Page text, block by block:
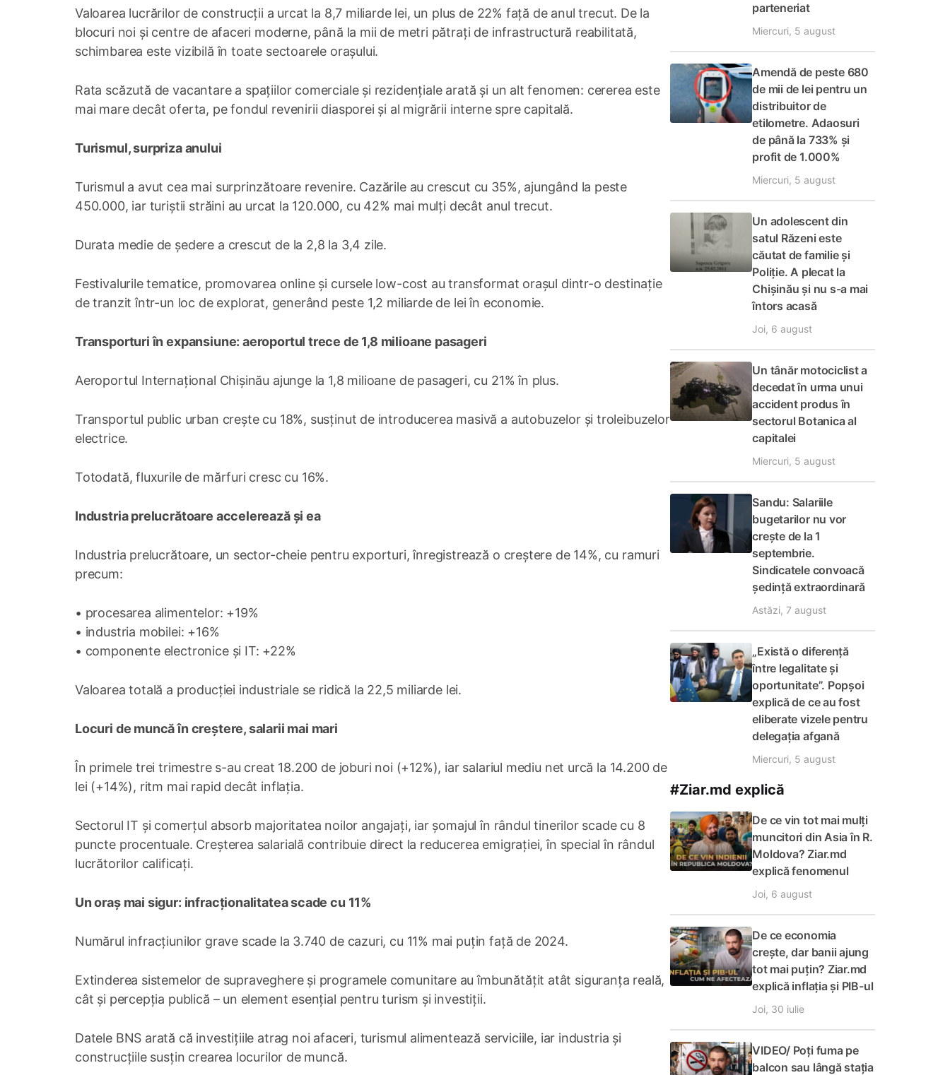
Valoarea lucrărilor de construcții a urcat la 8,7 miliarde lei, un plus de 22% față de anul trecut. De la
blocuri noi și centre de afaceri moderne, până la mii de metri pătrați de infrastructură reabilitată,
schimbarea este vizibilă în toate sectoarele orașului.
Rata scăzută de vacantare a spațiilor comerciale și rezidențiale arată și un alt fenomen: cererea este
mai mare decât oferta, pe fondul revenirii diasporei și al migrării interne spre capitală.
Turismul, surpriza anului
Turismul a avut cea mai surprinzătoare revenire. Cazările au crescut cu 35%, ajungând la peste
450.000, iar turiștii străini au urcat la 120.000, cu 42% mai mulți decât anul trecut.
Durata medie de ședere a crescut de la 2,8 la 3,4 zile.
Festivalurile tematice, promovarea online și cursele low-cost au transformat orașul dintr-o destinație
de tranzit într-un loc de explorat, generând peste 1,2 miliarde de lei în economie.
Transporturi în expansiune: aeroportul trece de 1,8 milioane pasageri
Aeroportul Internațional Chișinău ajunge la 1,8 milioane de pasageri, cu 21% în plus.
Transportul public urban crește cu 18%, susținut de introducerea masivă a autobuzelor și troleibuzelor
electrice.
Totodată, fluxurile de mărfuri cresc cu 16%.
Industria prelucrătoare accelerează și ea
Industria prelucrătoare, un sector-cheie pentru exporturi, înregistrează o creștere de 14%, cu ramuri
precum:
• procesarea alimentelor: +19%
• industria mobilei: +16%
• componente electronice și IT: +22%
Valoarea totală a producției industriale se ridică la 22,5 miliarde lei.
Locuri de muncă în creștere, salarii mai mari
În primele trei trimestre s-au creat 18.200 de joburi noi (+12%), iar salariul mediu net urcă la 14.200 de
lei (+14%), ritm mai rapid decât inflația.
Sectorul IT și comerțul absorb majoritatea noilor angajați, iar șomajul în rândul tinerilor scade cu 8
puncte procentuale. Creșterea salarială contribuie direct la reducerea emigrației, în special în rândul
lucrătorilor calificați.
Un oraș mai sigur: infracționalitatea scade cu 11%
Numărul infracțiunilor grave scade la 3.740 de cazuri, cu 11% mai puțin față de 2024.
Extinderea sistemelor de supraveghere și programele comunitare au îmbunătățit atât siguranța reală,
cât și percepția publică – un element esențial pentru turism și investiții.
Datele BNS arată că investițiile atrag noi afaceri, turismul alimentează serviciile, iar industria și
construcțiile susțin crearea locurilor de muncă.
parteneriat
Miercuri, 5 august
Amendă de peste 680
de mii de lei pentru un
distribuitor de
etilometre. Adaosuri
de până la 733% și
profit de 1.000%
Miercuri, 5 august
Un adolescent din
satul Răzeni este
căutat de familie și
Poliție. A plecat la
Chișinău și nu s-a mai
întors acasă
Joi, 6 august
Un tânăr motociclist a
decedat în urma unui
accident produs în
sectorul Botanica al
capitalei
Miercuri, 5 august
Sandu: Salariile
bugetarilor nu vor
crește de la 1
septembrie.
Sindicatele convoacă
ședință extraordinară
Astăzi, 7 august
„Există o diferență
între legalitate și
oportunitate”. Popșoi
explică de ce au fost
eliberate vizele pentru
delegația afgană
Miercuri, 5 august
#Ziar.md explică
De ce vin tot mai mulți
muncitori din Asia în R.
Moldova? Ziar.md
explică fenomenul
Joi, 6 august
De ce economia
crește, dar banii ajung
tot mai puțin? Ziar.md
explică inflația și PIB-ul
Joi, 30 iulie
VIDEO/ Poți fuma pe
balcon sau lângă stația